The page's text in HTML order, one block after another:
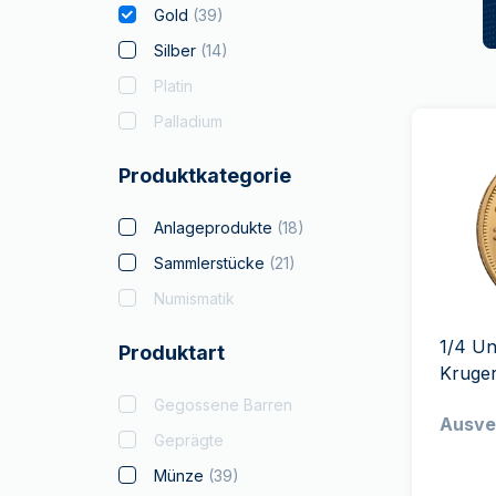
1/4
Gold (39)
Silber (14)
Platin
Palladium
Produktkategorie
Anlageprodukte (18)
Sammlerstücke (21)
Numismatik
Produktart
Gegossene Barren
Geprägte
Münze (39)